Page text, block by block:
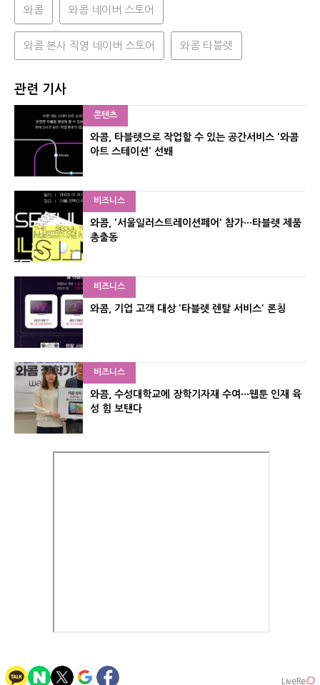
와콤 와콤 네이버 스토어
와콤 본사 직영 네이버 스토어 와콤 타블렛
관련 기사
콘텐츠
와콤, 타블렛으로 작업할 수 있는 공간서비스 '와콤
아트 스테이션' 선봬
비즈니스
와콤, '서울일러스트레이션페어' 참가···타블렛 제품
총출동
비즈니스
와콤, 기업 고객 대상 '타블렛 렌탈 서비스' 론칭
비즈니스
와콤, 수성대학교에 장학기자재 수여···웹툰 인재 육
성 힘 보탠다